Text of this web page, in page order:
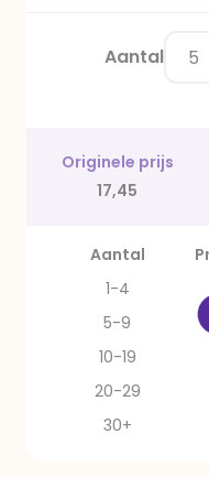
Aantal
Originele prijs
17,45
Aantal
1-4
5-9
10-19
20-29
30+